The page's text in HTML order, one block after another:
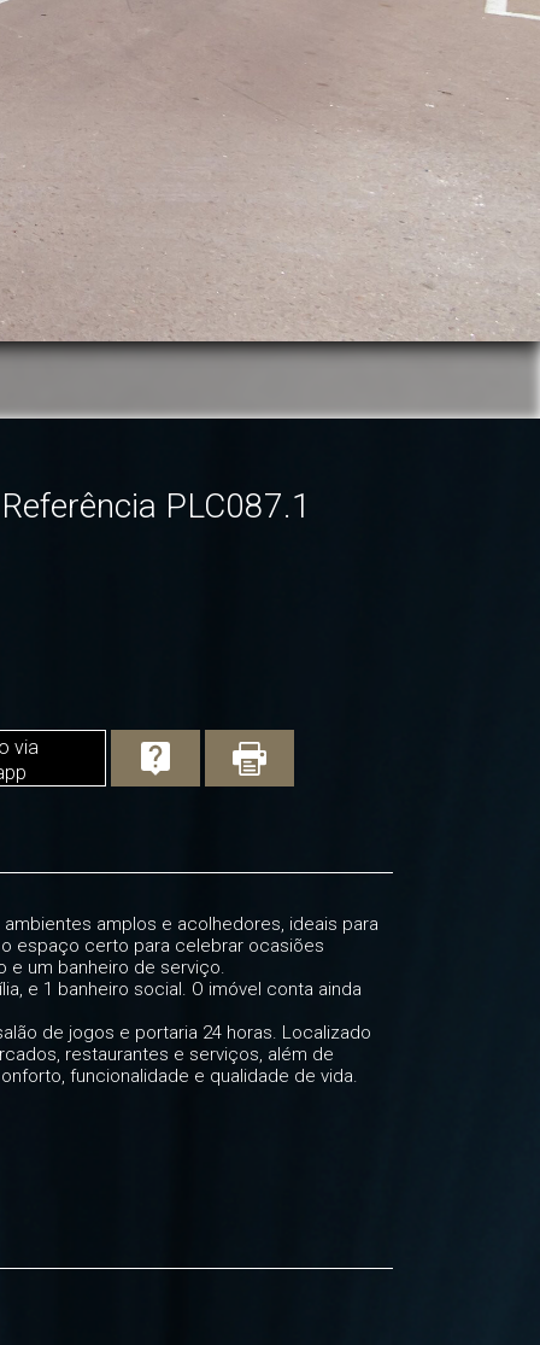
PLC087.1
via
amplos e acolhedores, ideais para
espaço certo para celebrar ocasiões
e um banheiro de serviço.
e 1 banheiro social. O imóvel conta ainda
de jogos e portaria 24 horas. Localizado
restaurantes e serviços, além de
funcionalidade e qualidade de vida.